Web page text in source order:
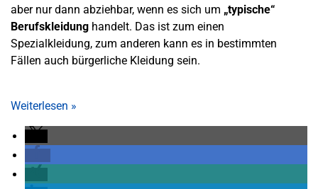
aber nur dann abziehbar, wenn es sich um „typische“
Berufskleidung handelt. Das ist zum einen
Spezialkleidung, zum anderen kann es in bestimmten
Fällen auch bürgerliche Kleidung sein.
Weiterlesen »